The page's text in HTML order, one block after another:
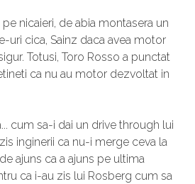
nicaieri, de abia montasera un
uri cica, Sainz daca avea motor
Totusi, Toro Rosso a punctat
ca nu au motor dezvoltat in
cum sa-i dai un drive through lui
inginerii ca nu-i merge ceva la
ajuns ca a ajuns pe ultima
ca i-au zis lui Rosberg cum sa